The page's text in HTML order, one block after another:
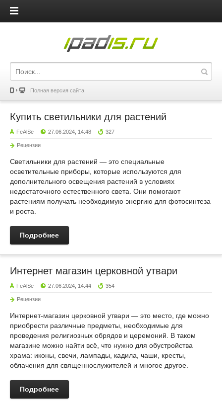
iPadis.ru
Полная версия сайта
Купить светильники для растений
FeAlSe 27.06.2024, 14:48 327
Рецензии
Светильники для растений — это специальные
осветительные приборы, которые используются для
дополнительного освещения растений в условиях
недостаточного естественного света. Они помогают
растениям получать необходимую энергию для фотосинтеза
и роста.
Подробнее
Интернет магазин церковной утвари
FeAlSe 27.06.2024, 14:44 354
Рецензии
Интернет-магазин церковной утвари — это место, где можно
приобрести различные предметы, необходимые для
проведения религиозных обрядов и церемоний. В таком
магазине можно найти всё, что нужно для обустройства
храма: иконы, свечи, лампады, кадила, чаши, кресты,
облачения для священнослужителей и многое другое.
Подробнее